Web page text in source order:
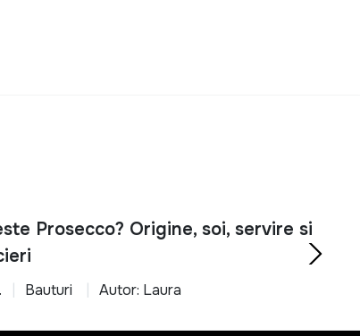
Prosecco? Origine, soi, servire si
Bauturi Autor: Laura